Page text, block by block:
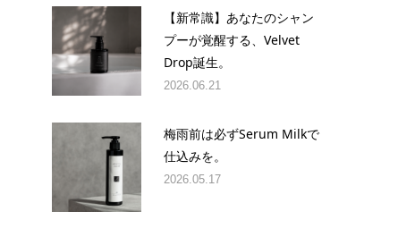
【新常識】あなたのシャン
プーが覚醒する、Velvet
Drop誕生。
2026.06.21
梅雨前は必ずSerum Milkで
仕込みを。
2026.05.17